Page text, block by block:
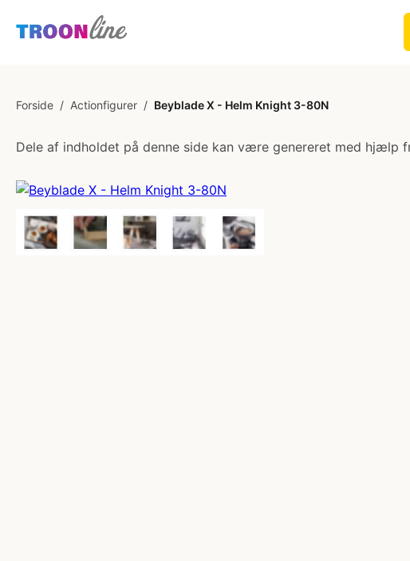
Forside / Actionfigurer / Beyblade X - Helm Knight 3-80N
Dele af indholdet på denne side kan være genereret med hjælp